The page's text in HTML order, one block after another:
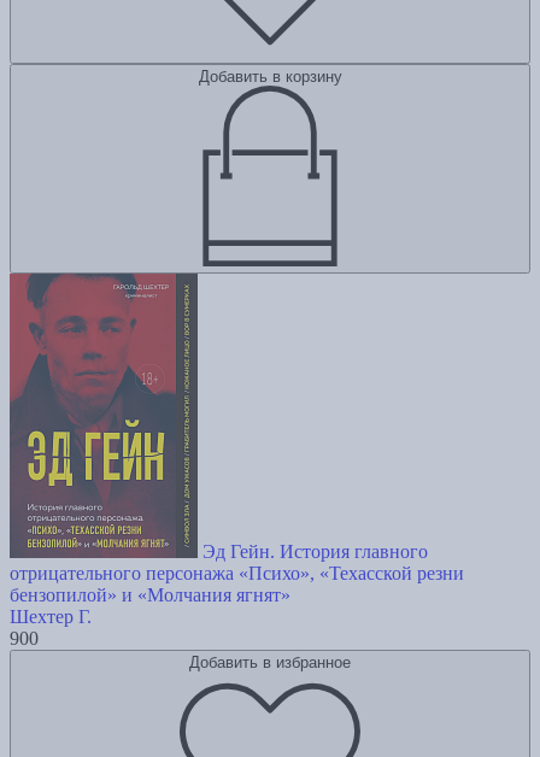
Добавить в корзину
Эд Гейн. История главного
отрицательного персонажа «Психо», «Техасской резни
бензопилой» и «Молчания ягнят»
Шехтер Г.
900
Добавить в избранное